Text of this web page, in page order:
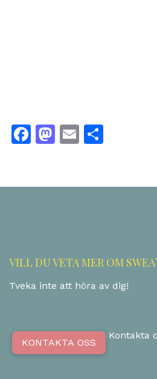
Facebook
Mastodon
Email
VILL DU VETA MER OM
Tveka inte att höra av dig!
KONTAKTA OSS
Kontakta